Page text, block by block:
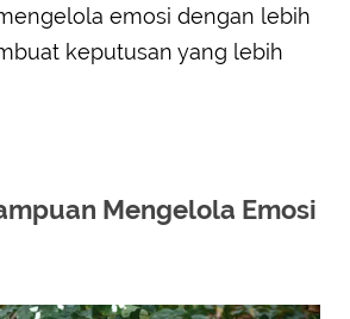
emosi dengan lebih
keputusan yang lebih
Mengelola Emosi